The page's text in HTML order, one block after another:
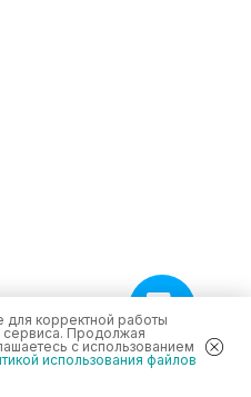
корректной работы
сервиса. Продолжая
с использованием
использования файлов